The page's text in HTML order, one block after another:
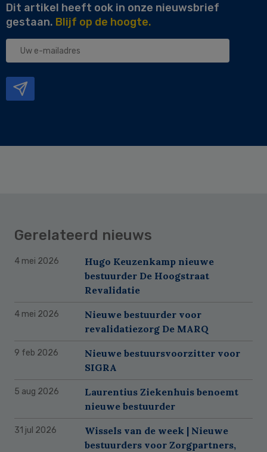
Dit artikel heeft ook in onze nieuwsbrief
gestaan. Blijf op de hoogte.
Uw
Gerelateerd nieuws
4 mei 2026
Hugo Keuzenkamp nieuwe
bestuurder De Hoogstraat
Revalidatie
4 mei 2026
Nieuwe bestuurder voor
revalidatiezorg De MARQ
9 feb 2026
Nieuwe bestuursvoorzitter voor
SIGRA
5 aug 2026
Laurentius Ziekenhuis benoemt
nieuwe bestuurder
31 jul 2026
Wissels van de week | Nieuwe
bestuurders voor Zorgpartners,